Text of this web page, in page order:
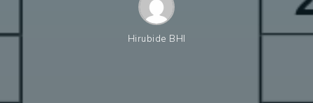
Hirubide BHI